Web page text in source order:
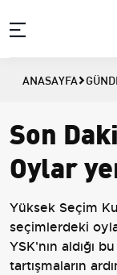
ANASAYFA
Son
Oylar
Yüksek Seçim
seçimlerdeki
YSK'nın aldığı
tartışmaların